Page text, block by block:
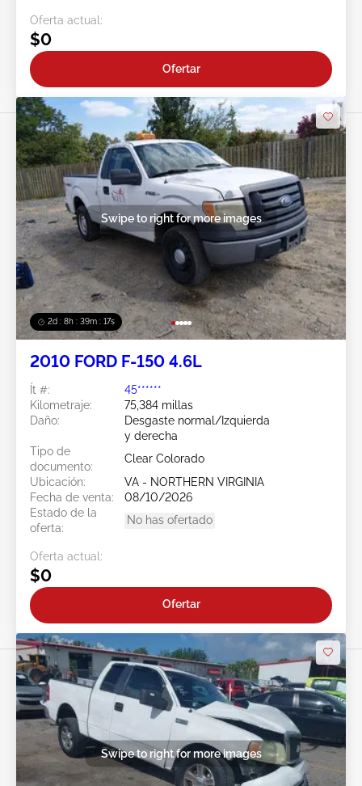
Oferta actual:
$0
Ofertar
2d : 8h : 39m : 15s
Swipe to right for more images
2010 FORD F-150 4.6L
Ít #:
45******
Kilometraje:
75,384 millas
Daño:
Desgaste normal/Izquierda
y derecha
Tipo de
documento:
Clear Colorado
Ubicación:
VA - NORTHERN VIRGINIA
Fecha de venta:
08/10/2026
Estado de la
oferta:
No has ofertado
Oferta actual:
$0
Ofertar
Swipe to right for more images